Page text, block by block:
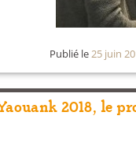
Publié le25 juin
2018, le